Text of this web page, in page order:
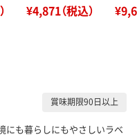
¥4,871（税込）
賞味期限90日以上
にも暮らしにもやさしいラベ